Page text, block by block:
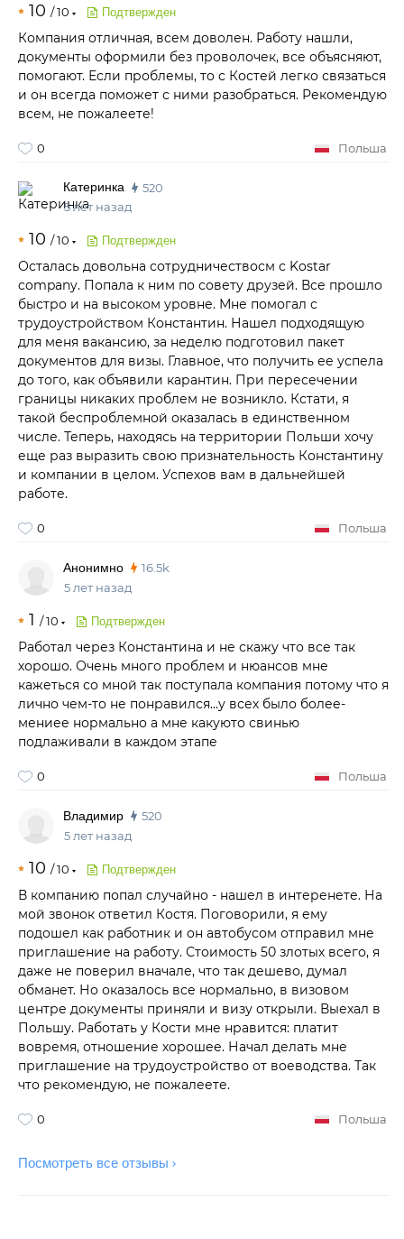
10 /10 Подтвержден
Компания отличная, всем доволен. Работу нашли,
документы оформили без проволочек, все объясняют,
помогают. Если проблемы, то с Костей легко связаться
и он всегда поможет с ними разобраться. Рекомендую
всем, не пожалеете!
0 Польша
Катеринка
520
5 лет назад
10 /10 Подтвержден
Осталась довольна сотрудничествосм с Kostar
company. Попала к ним по совету друзей. Все прошло
быстро и на высоком уровне. Мне помогал с
трудоустройством Константин. Нашел подходящую
для меня вакансию, за неделю подготовил пакет
документов для визы. Главное, что получить ее успела
до того, как объявили карантин. При пересечении
границы никаких проблем не возникло. Кстати, я
такой беспроблемной оказалась в единственном
числе. Теперь, находясь на территории Польши хочу
еще раз выразить свою признательность Константину
и компании в целом. Успехов вам в дальнейшей
работе.
0 Польша
Анонимно
16.5k
5 лет назад
1 /10 Подтвержден
Работал через Константина и не скажу что все так
хорошо. Очень много проблем и нюансов мне
кажеться со мной так поступала компания потому что я
лично чем-то не понравился...у всех было более-
мениее нормально а мне какуюто свинью
подлаживали в каждом этапе
0 Польша
Владимир
520
5 лет назад
10 /10 Подтвержден
В компанию попал случайно - нашел в интеренете. На
мой звонок ответил Костя. Поговорили, я ему
подошел как работник и он автобусом отправил мне
приглашение на работу. Стоимость 50 злотых всего, я
даже не поверил вначале, что так дешево, думал
обманет. Но оказалось все нормально, в визовом
центре документы приняли и визу открыли. Выехал в
Польшу. Работать у Кости мне нравится: платит
вовремя, отношение хорошее. Начал делать мне
приглашение на трудоустройство от воеводства. Так
что рекомендую, не пожалеете.
0 Польша
Посмотреть все отзывы